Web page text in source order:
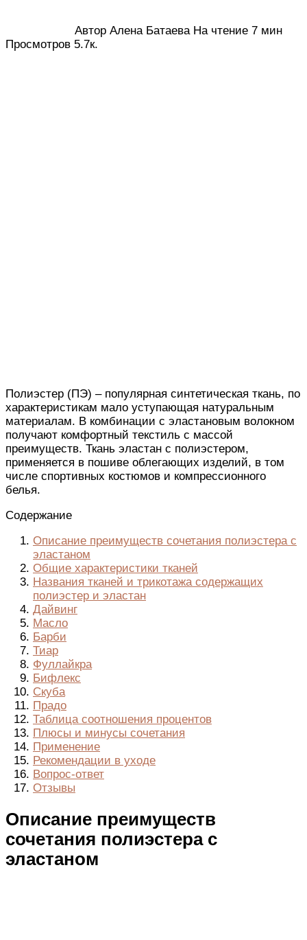
Автор Алена Батаева На чтение 7 мин
Просмотров 5.7к.
Полиэстер (ПЭ) – популярная синтетическая ткань, по
характеристикам мало уступающая натуральным
материалам. В комбинации с эластановым волокном
получают комфортный текстиль с массой
преимуществ. Ткань эластан с полиэстером,
применяется в пошиве облегающих изделий, в том
числе спортивных костюмов и компрессионного
белья.
Содержание
Описание преимуществ сочетания полиэстера с
эластаном
Общие характеристики тканей
Названия тканей и трикотажа содержащих
полиэстер и эластан
Дайвинг
Масло
Барби
Тиар
Фуллайкра
Бифлекс
Скуба
Прадо
Таблица соотношения процентов
Плюсы и минусы сочетания
Применение
Рекомендации в уходе
Вопрос-ответ
Отзывы
Описание преимуществ
сочетания полиэстера с
эластаном